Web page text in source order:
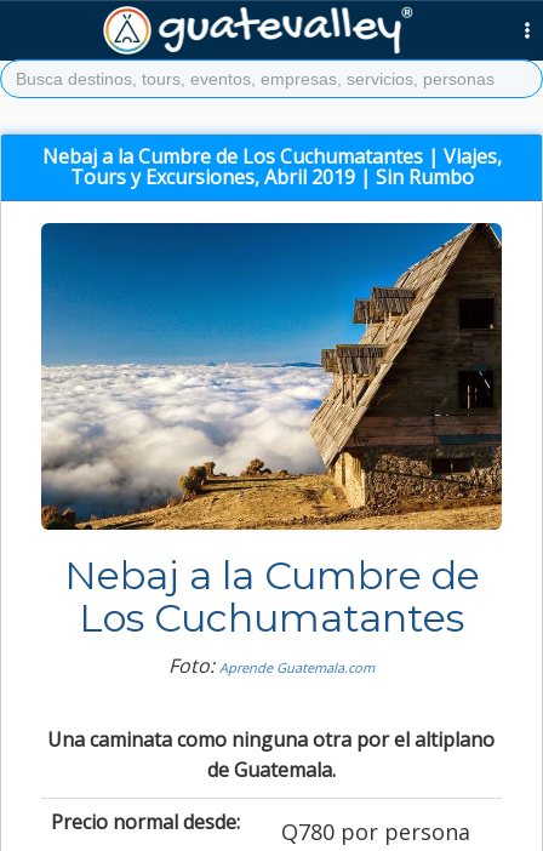
Nebaj a la Cumbre de Los Cuchumatantes | Viajes,
Tours y Excursiones, Abril 2019 | Sin Rumbo
Nebaj a la Cumbre de
Los Cuchumatantes
Foto: Aprende Guatemala.com
Una caminata como ninguna otra por el altiplano
de Guatemala.
Precio normal desde:
Q780 por persona